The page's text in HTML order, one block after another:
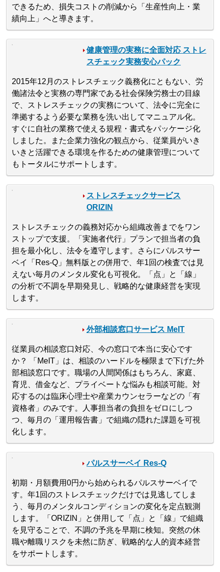
できるため、損失コストの削減から「生産性向上・業
績向上」へと導きます。
健康管理の実務に全面対応 ストレ
スチェック実務安心パック
2015年12月のストレスチェック義務化にともない、労
働諸法令と実務の専門家である社会保険労務士の目線
で、ストレスチェックの実務について、法令に完全に
準拠するよう必要な業務を洗い出してマニュアル化。
すぐに自社の業務で使える規程・書式をパッケージ化
しました。また企業力強化の観点から、従業員がいき
いきと活躍できる環境を作るための健康管理について
もトータルにサポートします。
ストレスチェックサービス
ORIZIN
ストレスチェックの義務対応から組織改善までをワン
ストップで支援。「実施者代行」プランで担当者の負
担を最小化し、法令を遵守します。さらにパルスサー
ベイ「Res-Q」無料版との併用で、年1回の検査では見
えない毎月のメンタル変化も可視化。「点」と「線」
の分析で不調を早期発見し、戦略的な健康経営を実現
します。
外部相談窓口サービス MeIT
従業員の相談窓口対応、今の窓口で本当に安心です
か？ 「MeIT」は、相談のハードルを極限まで下げた外
部相談窓口です。職場の人間関係はもちろん、家庭、
育児、借金など、プライベートな悩みも相談可能。対
応するのは臨床心理士や産業カウンセラーなどの「有
資格者」のみです。人事担当者の負担をゼロにしつ
つ、毎月の「運用報告書」で組織の隠れた課題を可視
化します。
パルスサーベイ Res-Q
初期・月額費用0円から始められるパルスサーベイで
す。年1回のストレスチェックだけでは見逃してしま
う、毎月のメンタルコンディションの変化を定点観測
します。「ORIZIN」と併用して「点」と「線」で組織
を見守ることで、不調の予兆を早期に検知。突然の休
職や離職リスクを未然に防ぎ、戦略的な人的資本経営
をサポートします。